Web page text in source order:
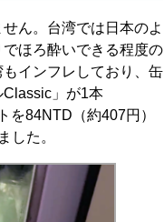
ん。台湾では日本のよ
ほろ酔いできる程度の
インフレしており、缶
Classic」が1本
を84NTD（約407円）
した。